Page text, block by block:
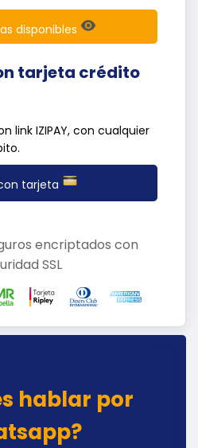
disponibles
tarjeta crédito
link IZIPAY, con cualquier
tarjeta
encriptados con
SSL
hablar por